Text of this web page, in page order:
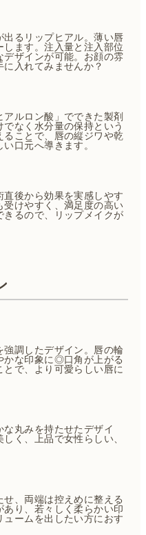
るリップヒアル。薄い唇
ます。注入量と注入部位
ザインが可能。お顔の雰
に入れてみませんか？
ルロン酸」でできた製剤
なく水分量の保持という
ことで、唇の縦ジワや乾
口元へ導きます。
後から効果を実感しやす
けやすく、満足度の高い
るので、リップメイクが
調したデザイン。唇の輪
かな印象に◎口角が上がる
で、より可愛らしい唇に
丸みを持たせたデザイ
く、上品で女性らしい、
、両端は控えめに整える
り、若々しく柔らかい印
ームを出したい方におす